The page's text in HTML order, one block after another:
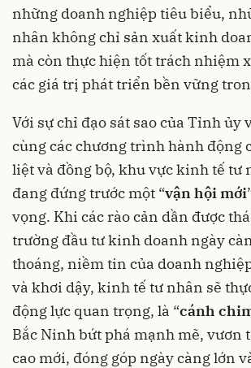
những doanh nghiệp tiêu biểu,
nhân không chỉ sản xuất kinh
mà còn thực hiện tốt trách nhiệm
các giá trị phát triển bền vững
Với sự chỉ đạo sát sao của Tỉnh ủy
cùng các chương trình hành động
liệt và đồng bộ, khu vực kinh tế tư
đang đứng trước một “vận hội mới
vọng. Khi các rào cản dần được
trường đầu tư kinh doanh ngày
thoáng, niềm tin của doanh
và khơi dậy, kinh tế tư nhân sẽ
động lực quan trọng, là “cánh
Bắc Ninh bứt phá mạnh mẽ, vươn
cao mới, đóng góp ngày càng lớn